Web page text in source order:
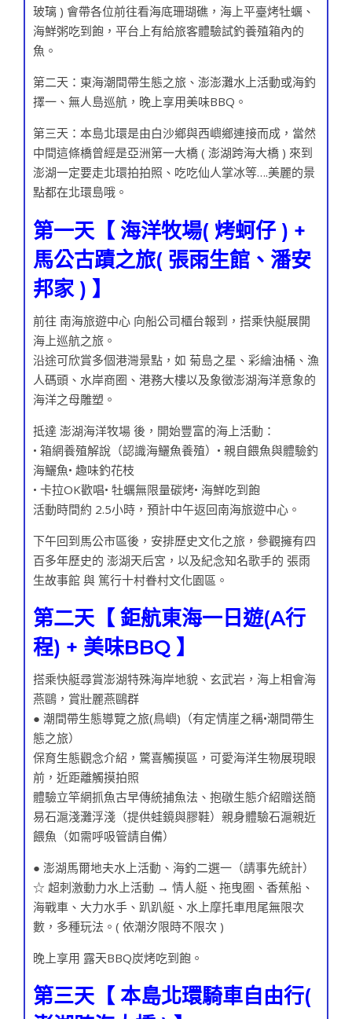
玻璃 ) 會帶各位前往看海底珊瑚礁，海上平臺烤牡蠣、
海鮮粥吃到飽，平台上有給旅客體驗試釣養殖箱內的
魚。
第二天：東海潮間帶生態之旅、澎澎灘水上活動或海釣
擇一、無人島巡航，晚上享用美味BBQ。
第三天：本島北環是由白沙鄉與西嶼鄉連接而成，當然
中間這條橋曾經是亞洲第一大橋 ( 澎湖跨海大橋 ) 來到
澎湖一定要走北環拍拍照、吃吃仙人掌冰等….美麗的景
點都在北環島哦。
第一天【 海洋牧場( 烤蚵仔 ) +
馬公古蹟之旅( 張雨生館、潘安
邦家 ) 】
前往 南海旅遊中心 向船公司櫃台報到，搭乘快艇展開
海上巡航之旅。
沿途可欣賞多個港灣景點，如 菊島之星、彩繪油桶、漁
人碼頭、水岸商圈、港務大樓以及象徵澎湖海洋意象的
海洋之母雕塑。
抵達 澎湖海洋牧場 後，開始豐富的海上活動：
• 箱網養殖解說（認識海鱺魚養殖）• 親自餵魚與體驗釣
海鱺魚• 趣味釣花枝
• 卡拉OK歡唱• 牡蠣無限量碳烤• 海鮮吃到飽
活動時間約 2.5小時，預計中午返回南海旅遊中心。
下午回到馬公市區後，安排歷史文化之旅，參觀擁有四
百多年歷史的 澎湖天后宮，以及紀念知名歌手的 張雨
生故事館 與 篤行十村眷村文化園區。
第二天【 鉅航東海一日遊(A行
程) + 美味BBQ 】
搭乘快艇尋賞澎湖特殊海岸地貌、玄武岩，海上相會海
燕鷗，賞壯麗燕鷗群
● 潮間帶生態導覽之旅(鳥嶼)（有定情崖之稱•潮間帶生
態之旅）
保育生態觀念介紹，驚喜觸摸區，可愛海洋生物展現眼
前，近距離觸摸拍照
體驗立竿網抓魚古早傳統捕魚法、抱礅生態介紹贈送簡
易石滬淺灘浮淺（提供蛙鏡與膠鞋）親身體驗石滬親近
餵魚（如需呼吸管請自備）
● 澎湖馬爾地夫水上活動、海釣二選一（請事先統計）
☆ 超刺激動力水上活動 → 情人艇、拖曳圈、香蕉船、
海戰車、大力水手、趴趴艇、水上摩托車甩尾無限次
數，多種玩法。( 依潮汐限時不限次 )
晚上享用 露天BBQ炭烤吃到飽。
第三天【 本島北環騎車自由行(